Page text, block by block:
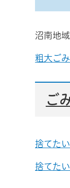
沼南地
粗大ご
ご
捨てた
捨てた